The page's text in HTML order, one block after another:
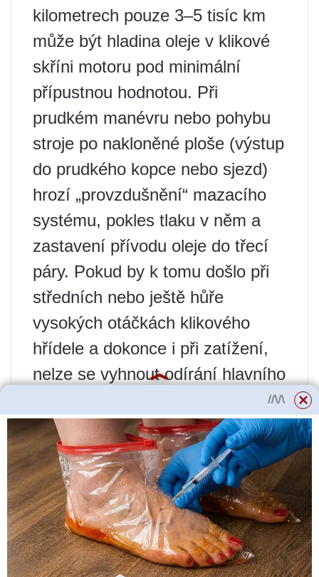
kilometrech pouze 3–5 tisíc km
může být hladina oleje v klikové
skříni motoru pod minimální
přípustnou hodnotou. Při
prudkém manévru nebo pohybu
stroje po nakloněné ploše (výstup
do prudkého kopce nebo sjezd)
hrozí „provzdušnění“ mazacího
systému, pokles tlaku v něm a
zastavení přívodu oleje do třecí
páry. Pokud by k tomu došlo při
středních nebo ještě hůře
vysokých otáčkách klikového
hřídele a dokonce i při zatížení,
nelze se vyhnout odírání hlavního
JAK KONTROLOVAT HLADINU
OLEJE?